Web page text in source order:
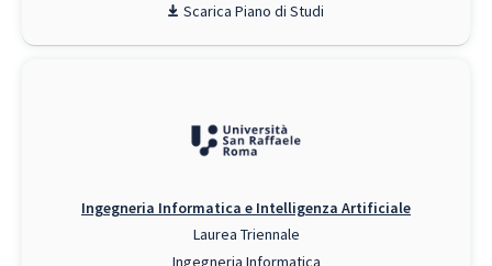
Piano di Studi
Ingegneria Informatica e Intelligenza Artificiale
Laurea Triennale
Ingegneria Informatica